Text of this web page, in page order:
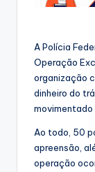
A Polícia
Operação
organização
dinheiro do
movimentado
Ao todo, 50
apreensão,
operação